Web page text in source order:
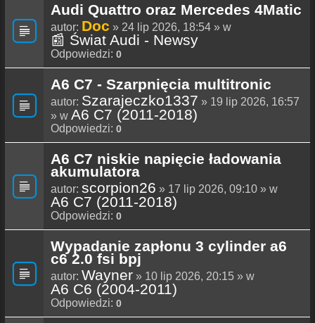
Audi Quattro oraz Mercedes 4Matic
autor: Doc » 24 lip 2026, 18:54 » w
📰 Świat Audi - Newsy
Odpowiedzi: 0
A6 C7 - Szarpnięcia multitronic
autor: Szarajeczko1337 » 19 lip 2026, 16:57
» w A6 C7 (2011-2018)
Odpowiedzi: 0
A6 C7 niskie napięcie ładowania
akumulatora
autor: scorpion26 » 17 lip 2026, 09:10 » w
A6 C7 (2011-2018)
Odpowiedzi: 0
Wypadanie zapłonu 3 cylinder a6
c6 2.0 fsi bpj
autor: Wayner » 10 lip 2026, 20:15 » w
A6 C6 (2004-2011)
Odpowiedzi: 0